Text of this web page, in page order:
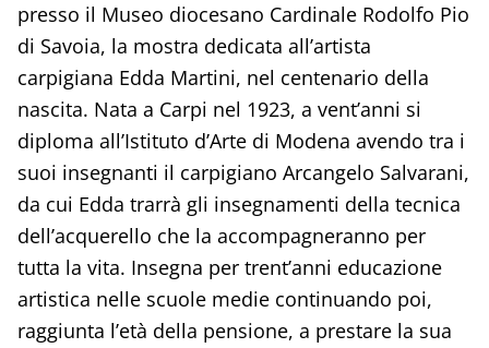
presso il Museo diocesano Cardinale Rodolfo Pio
di Savoia, la mostra dedicata all’artista
carpigiana Edda Martini, nel centenario della
nascita. Nata a Carpi nel 1923, a vent’anni si
diploma all’Istituto d’Arte di Modena avendo tra i
suoi insegnanti il carpigiano Arcangelo Salvarani,
da cui Edda trarrà gli insegnamenti della tecnica
dell’acquerello che la accompagneranno per
tutta la vita. Insegna per trent’anni educazione
artistica nelle scuole medie continuando poi,
raggiunta l’età della pensione, a prestare la sua